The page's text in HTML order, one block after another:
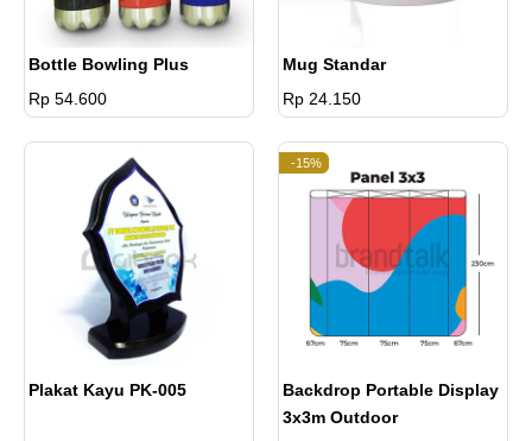
Bottle Bowling Plus
Rp 54.600
Mug Standar
Rp 24.150
Plakat Kayu PK-005
-15%
Backdrop Portable Display
3x3m Outdoor